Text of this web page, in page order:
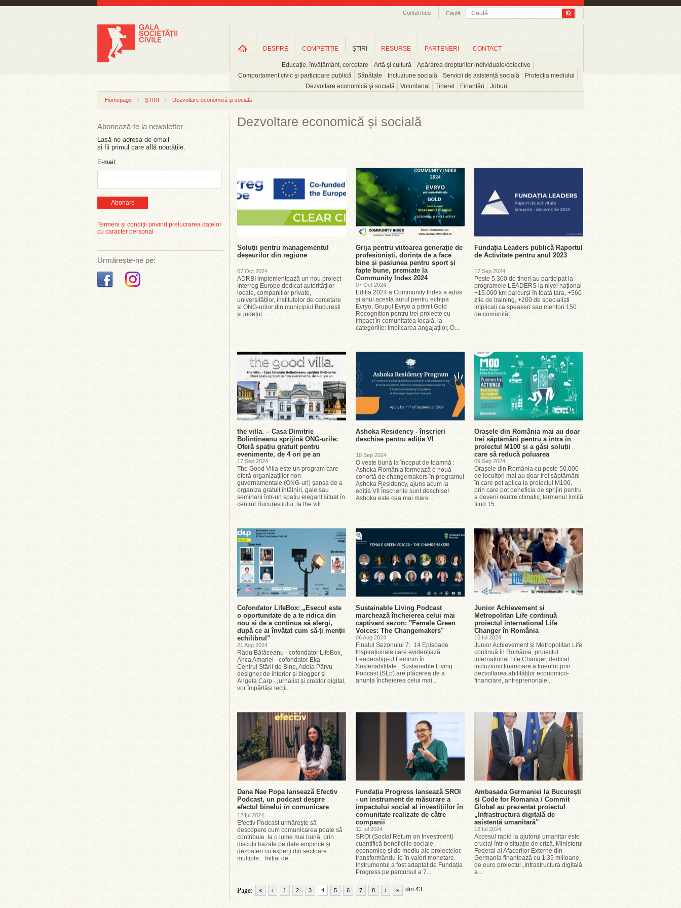
Caută
Contul meu
DESPRE COMPETIȚIE ŞTIRI
Educație, învățământ, cercetare Artă şi cultură
Apărarea drepturilor individuale/colective
Comportament civic şi participare publică
Sănătate Incluziune socială Servicii de asistență socială
Protecția mediului
Dezvoltare economică şi socială
Voluntariat Tineret Finanțări Joburi
RESURSE PARTENERI CONTACT
Homepage ȘTIRI Dezvoltare economică și socială
Abonează-te la newsletter
Lasă-ne adresa de email
și fii primul care află noutățile.
E-mail:
Abonare
Termeni și condiții privind prelucrarea datelor
cu caracter personal
Urmărește-ne pe:
Dezvoltare economică și socială
Soluții pentru managementul
deșeurilor din regiune
07 Oct 2024
ADRBI implementează un nou proiect
Interreg Europe dedicat autorităților
locale, companiilor private,
universităților, institutelor de cercetare
și ONG-urilor din municipiul București
și județul...
Grija pentru viitoarea generație de
profesioniști, dorința de a face
bine și pasiunea pentru sport și
fapte bune, premiate la
Community Index 2024
07 Oct 2024
Ediția 2024 a Community Index a adus
și anul acesta aurul pentru echipa
Evryo. Grupul Evryo a primit Gold
Recognition pentru trei proiecte cu
impact în comunitatea locală, la
categoriile: Implicarea angajaților, O...
Fundația Leaders publică Raportul
de Activitate pentru anul 2023
17 Sep 2024
Peste 5.300 de tineri au participat la
programele LEADERS la nivel național
+15.000 km parcurși în toată țara, +560
zile de training, +200 de specialiști
implicați ca speakeri sau mentori 150
de comunităț...
the villa. – Casa Dimitrie
Bolintineanu sprijină ONG-urile:
Oferă spațiu gratuit pentru
evenimente, de 4 ori pe an
17 Sep 2024
The Good Villa este un program care
oferă organizațiilor non-
guvernamentale (ONG-uri) șansa de a
organiza gratuit întâlniri, gale sau
seminarii într-un spațiu elegant situat în
centrul Bucureștiului, la the vill...
Ashoka Residency - înscrieri
deschise pentru ediția VI
10 Sep 2024
O veste bună la început de toamnă :
Ashoka România formează o nouă
cohortă de changemakers în programul
Ashoka Residency, ajuns acum la
ediția VI! Înscrierile sunt deschise!
Ashoka este cea mai mare...
Orașele din România mai au doar
trei săptămâni pentru a intra în
proiectul M100 și a găsi soluții
care să reducă poluarea
09 Sep 2024
Orașele din România cu peste 50.000
de locuitori mai au doar trei săptămâni
în care pot aplica la proiectul M100,
prin care pot beneficia de sprijin pentru
a deveni neutre climatic, termenul limită
fiind 15...
Cofondator LifeBox: „Eșecul este
o oportunitate de a te ridica din
nou și de a continua să alergi,
după ce ai învățat cum să-ți menții
echilibrul”
21 Aug 2024
Radu Bălăceanu - cofondator LifeBox,
Anca Amariei - cofondator Eka –
Centrul Stării de Bine, Adela Pârvu -
designer de interior și blogger și
Angela Carp - jurnalist și creator digital,
vor împărtăși lecții...
Sustainable Living Podcast
marchează încheierea celui mai
captivant sezon: "Female Green
Voices: The Changemakers"
06 Aug 2024
Finalul Sezonului 7: 14 Episoade
Inspiraționale care evidențiază
Leadership-ul Feminin în
Sustenabilitate Sustainable Living
Podcast (SLp) are plăcerea de a
anunța încheierea celui mai...
Junior Achievement și
Metropolitan Life continuă
proiectul internațional Life
Changer în România
15 Iul 2024
Junior Achievement și Metropolitan Life
continuă în România, proiectul
internațional Life Changer, dedicat
incluziunii financiare a tinerilor prin
dezvoltarea abilităților economico-
financiare, antreprenoriale...
Dana Nae Popa lansează Efectiv
Podcast, un podcast despre
efectul binelui în comunicare
12 Iul 2024
Efectiv Podcast urmărește să
descopere cum comunicarea poate să
contribuie la o lume mai bună, prin
discuții bazate pe date empirice și
dezbateri cu experți din sectoare
multiple. Inițiat de...
Fundația Progress lansează SROI
- un instrument de măsurare a
impactului social al investițiilor în
comunitate realizate de către
companii
12 Iul 2024
SROI (Social Return on Investment)
cuantifică beneficiile sociale,
economice și de mediu ale proiectelor,
transformându-le în valori monetare.
Instrumentul a fost adaptat de Fundația
Progress pe parcursul a 7...
Ambasada Germaniei la București
și Code for Romania / Commit
Global au prezentat proiectul
„Infrastructura digitală de
asistență umanitară”
12 Iul 2024
Accesul rapid la ajutorul umanitar este
crucial într-o situație de criză. Ministerul
Federal al Afacerilor Externe din
Germania finanțează cu 1,35 milioane
de euro proiectul „Infrastructura digitală
a...
Page: « ‹ 1 2 3 4 5 6 7 8 din 43
› »